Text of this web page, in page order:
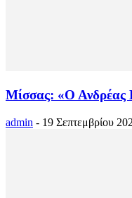
Μίσσας: «Ο Ανδρέας
admin - 19 Σεπτεμβρίου